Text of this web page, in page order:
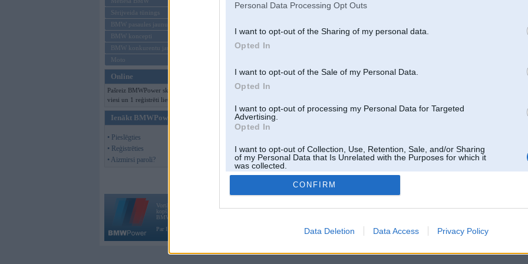
Personal Data Processing Opt Outs
I want to opt-out of the Sharing of my personal data.
Opted In
I want to opt-out of the Sale of my Personal Data.
Opted In
I want to opt-out of processing my Personal Data for Targeted
Advertising.
Opted In
I want to opt-out of Collection, Use, Retention, Sale, and/or Sharing
of my Personal Data that Is Unrelated with the Purposes for which it
was collected.
Opted Out
CONFIRM
Data Deletion Data Access Privacy Policy
Sērijveida tūnings
BMW pasaules jaunumi
BMW koncepti
BMW konkurentu jaunumi
Moto
Online
Pašreiz BMWPower skatās 148
viesi un 1 reģistrēti lietotāji.
Ienākt BMWPower
• Pieslēgties
• Reģistrēties
• Aizmirsi paroli?
Vortāls BMWPower.lv darbojas
kopš 2002. gada 14. maija. Tas nav auto klubs un nav saistīts ar
BMW AG.
Par BMWPower